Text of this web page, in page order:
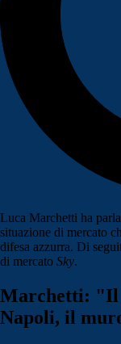
Luca Marchetti ha
situazione di mercato
difesa azzurra. Di
di mercato Sky.
Marchetti: "Il
Napoli, il